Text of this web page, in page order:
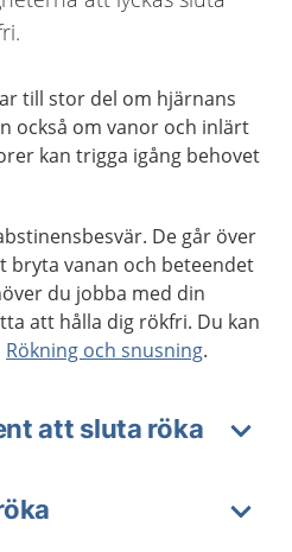
till stor del om hjärnans
också om vanor och inlärt
kan trigga igång behovet
De går över
bryta vanan och beteendet
du jobba med din
att hålla dig rökfri. Du kan
Rökning och snusning.
att sluta röka